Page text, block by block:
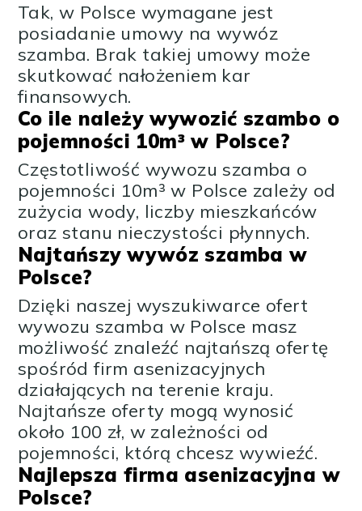
Tak, w Polsce wymagane jest
posiadanie umowy na wywóz
szamba. Brak takiej umowy może
skutkować nałożeniem kar
finansowych.
Co ile należy wywozić szambo o
pojemności 10m³ w Polsce?
Częstotliwość wywozu szamba o
pojemności 10m³ w Polsce zależy od
zużycia wody, liczby mieszkańców
oraz stanu nieczystości płynnych.
Najtańszy wywóz szamba w
Polsce?
Dzięki naszej wyszukiwarce ofert
wywozu szamba w Polsce masz
możliwość znaleźć najtańszą ofertę
spośród firm asenizacyjnych
działających na terenie kraju.
Najtańsze oferty mogą wynosić
około 100 zł, w zależności od
pojemności, którą chcesz wywieźć.
Najlepsza firma asenizacyjna w
Polsce?